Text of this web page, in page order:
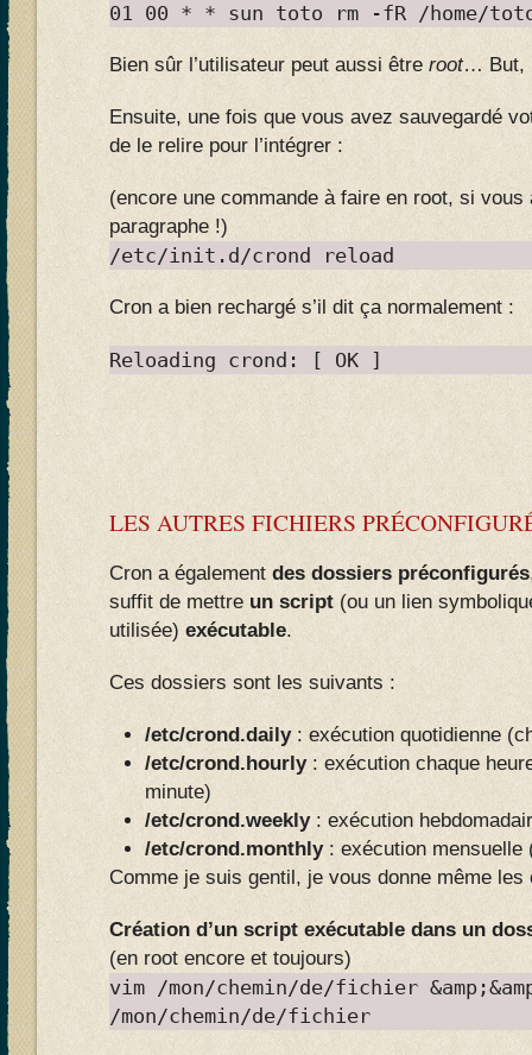
01 00 * * sun toto rm -fR /home/
Bien sûr l’utilisateur peut aussi être root… But,
Ensuite, une fois que vous avez sauvegardé
de le relire pour l’intégrer :
(encore une commande à faire en root, si
paragraphe !)
/etc/init.d/crond reload
Cron a bien rechargé s’il dit ça normalement :
Reloading crond: [ OK ]
LES AUTRES FICHIERS
Cron a également des dossiers préconfigurés
suffit de mettre un script (ou un lien
utilisée) exécutable.
Ces dossiers sont les suivants :
/etc/crond.daily: exécution quotidienne
/etc/crond.hourly: exécution chaque
minute)
/etc/crond.weekly: exécution
/etc/crond.monthly: exécution mensuelle
Comme je suis gentil, je vous donne même les
Création d’un script exécutable dans un
(en root encore et toujours)
vim /mon/chemin/de/fichier
/mon/chemin/de/fichier